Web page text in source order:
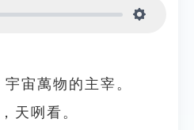
宇宙萬物的主宰。
天咧看。